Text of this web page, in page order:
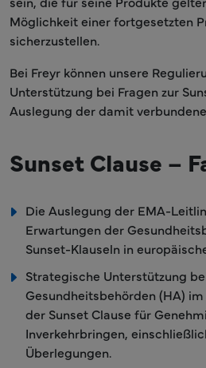
Möglichkeit einer fortgesetzten
sicherzustellen.
Bei Freyr können unsere
Unterstützung bei Fragen zur
Auslegung der damit
Sunset Clause –
Die Auslegung der EMA-
Erwartungen der
Sunset-Klauseln in
Strategische Unterstützung
Gesundheitsbehörden (HA)
der Sunset Clause für
Inverkehrbringen,
Überlegungen.